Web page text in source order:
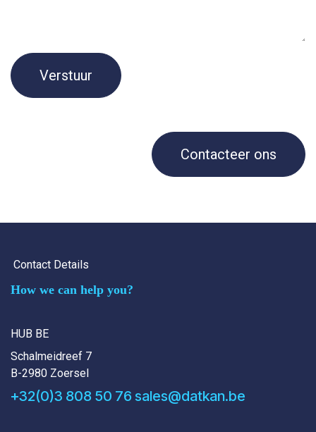
Verstuur
Contacteer ons
Contact Details
How we can help you?
HUB BE
Schalmeidreef 7
B-2980 Zoersel
+32(0)3 808 50 76 sales@datkan.be